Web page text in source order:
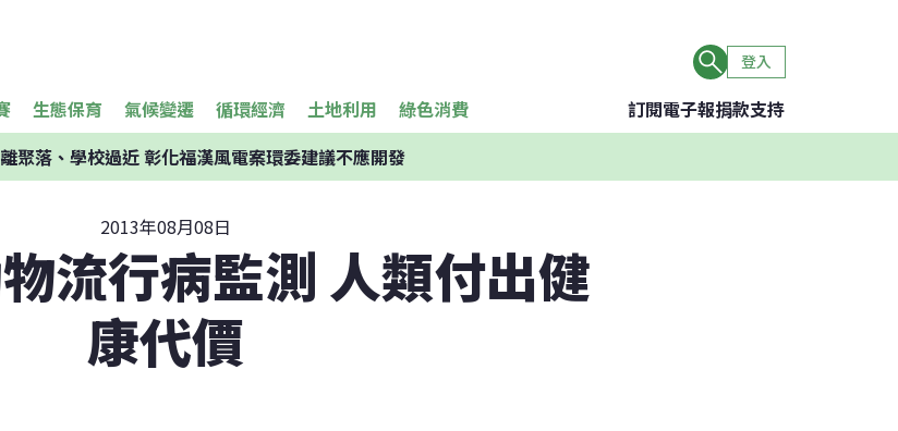
登入
生態保育 氣候變遷 循環經濟 土地利用 綠色消費 訂閱電子報捐款支持
聚落、學校過近 彰化福漢風電案環委建議不應開發
2013年08月08日
流行病監測 人類付出健
康代價